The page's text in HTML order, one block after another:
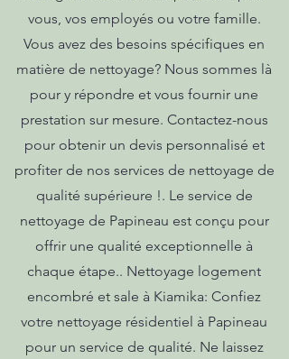
vous, vos employés ou votre famille.
Vous avez des besoins spécifiques en
matière de nettoyage? Nous sommes là
pour y répondre et vous fournir une
prestation sur mesure. Contactez-nous
pour obtenir un devis personnalisé et
profiter de nos services de nettoyage de
qualité supérieure !. Le service de
nettoyage de Papineau est conçu pour
offrir une qualité exceptionnelle à
chaque étape.. Nettoyage logement
encombré et sale à Kiamika: Confiez
votre nettoyage résidentiel à Papineau
pour un service de qualité. Ne laissez